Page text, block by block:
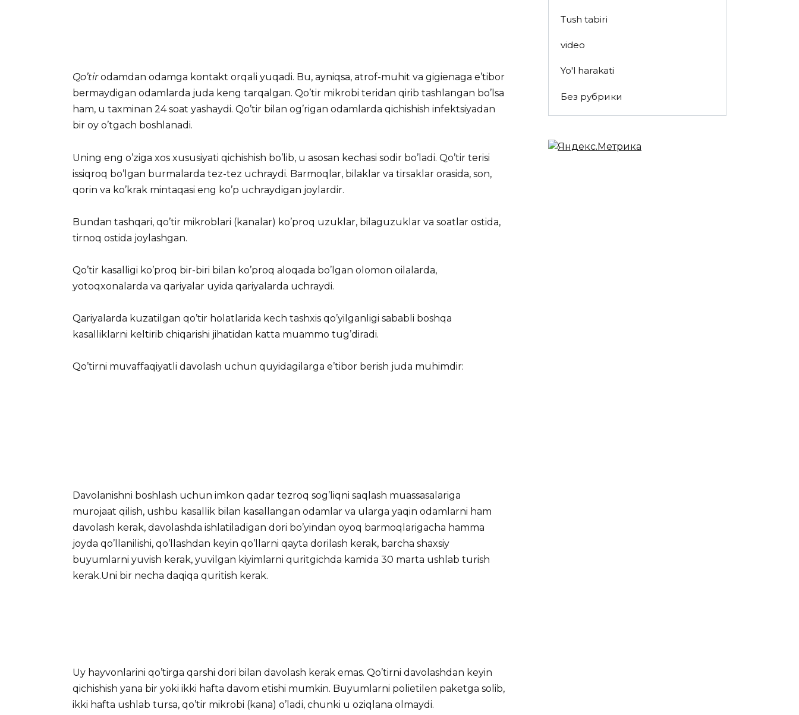
Qo’tirodamdan odamga kontakt orqali yuqadi. Bu, ayniqsa, atrof-muhit va gigienaga e’tibor
bermaydigan odamlarda juda keng tarqalgan. Qo’tir mikrobi teridan qirib tashlangan bo’lsa
ham, u taxminan 24 soat yashaydi. Qo’tir bilan og’rigan odamlarda qichishish infektsiyadan
bir oy o’tgach boshlanadi.
Uning eng o’ziga xos xususiyati qichishish bo’lib, u asosan kechasi sodir bo’ladi. Qo’tir terisi
issiqroq bo’lgan burmalarda tez-tez uchraydi. Barmoqlar, bilaklar va tirsaklar orasida, son,
qorin va ko’krak mintaqasi eng ko’p uchraydigan joylardir.
Bundan tashqari, qo’tir mikroblari (kanalar) ko’proq uzuklar, bilaguzuklar va soatlar ostida,
tirnoq ostida joylashgan.
Qo’tir kasalligi ko’proq bir-biri bilan ko’proq aloqada bo’lgan olomon oilalarda,
yotoqxonalarda va qariyalar uyida qariyalarda uchraydi.
Qariyalarda kuzatilgan qo’tir holatlarida kech tashxis qo’yilganligi sababli boshqa
kasalliklarni keltirib chiqarishi jihatidan katta muammo tug’diradi.
Qo’tirni muvaffaqiyatli davolash uchun quyidagilarga e’tibor berish juda muhimdir:
Davolanishni boshlash uchun imkon qadar tezroq sog’liqni saqlash muassasalariga
murojaat qilish, ushbu kasallik bilan kasallangan odamlar va ularga yaqin odamlarni ham
davolash kerak, davolashda ishlatiladigan dori bo’yindan oyoq barmoqlarigacha hamma
joyda qo’llanilishi, qo’llashdan keyin qo’llarni qayta dorilash kerak, barcha shaxsiy
buyumlarni yuvish kerak, yuvilgan kiyimlarni quritgichda kamida 30 marta ushlab turish
kerak.Uni bir necha daqiqa quritish kerak.
Uy hayvonlarini qo’tirga qarshi dori bilan davolash kerak emas. Qo’tirni davolashdan keyin
qichishish yana bir yoki ikki hafta davom etishi mumkin. Buyumlarni polietilen paketga solib,
ikki hafta ushlab tursa, qo’tir mikrobi (kana) o’ladi, chunki u oziqlana olmaydi.
Tush tabiri
video
Yo'l harakati
Без рубрики